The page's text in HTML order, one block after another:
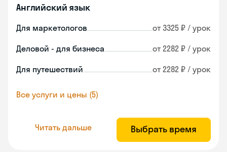
Английский язык
Для маркетологов от 3325 ₽ / урок
Деловой - для бизнеса от 2282 ₽ / урок
Для путешествий от 2282 ₽ / урок
Все услуги и цены (5)
Читать дальше Выбрать время